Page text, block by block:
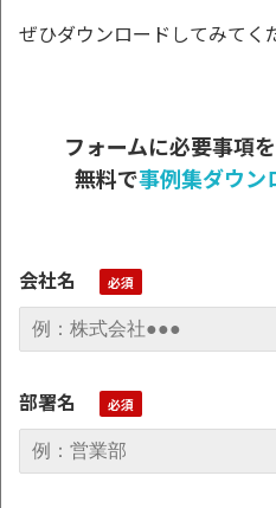
ぜひダウンロードしてみてく
フォームに必要事項
無料で事例集ダウン
会社名
部署名